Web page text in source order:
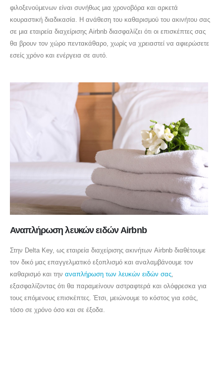
φιλοξενούμενων είναι συνήθως μια χρονοβόρα και αρκετά
κουραστική διαδικασία. Η ανάθεση του καθαρισμού του ακινήτου σας
σε μια εταιρεία διαχείρισης Airbnb διασφαλίζει ότι οι επισκέπτες σας
θα βρουν τον χώρο πεντακάθαρο, χωρίς να χρειαστεί να αφιερώσετε
εσείς χρόνο και ενέργεια σε αυτό.
Αναπλήρωση λευκών ειδών Airbnb
Στην Delta Key, ως εταιρεία διαχείρισης ακινήτων Airbnb διαθέτουμε
τον δικό μας επαγγελματικό εξοπλισμό και αναλαμβάνουμε τον
καθαρισμό και την αναπλήρωση των λευκών ειδών σας,
εξασφαλίζοντας ότι θα παραμείνουν αστραφτερά και ολόφρεσκα για
τους επόμενους επισκέπτες. Έτσι, μειώνουμε το κόστος για εσάς,
τόσο σε χρόνο όσο και σε έξοδα.